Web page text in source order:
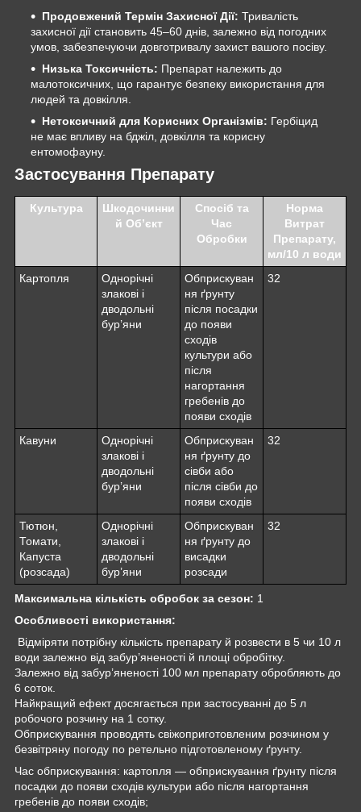
Продовжений Термін Захисної Дії: Тривалість
захисної дії становить 45–60 днів, залежно від погодних
умов, забезпечуючи довготривалу захист вашого посіву.
Низька Токсичність: Препарат належить до
малотоксичних, що гарантує безпеку використання для
людей та довкілля.
Нетоксичний для Корисних Організмів: Гербіцид
не має впливу на бджіл, довкілля та корисну
ентомофауну.
Застосування Препарату
Культура
Шкодочинни
й Об’єкт
Спосіб та
Час
Обробки
Норма
Витрат
Препарату,
мл/10 л води
Картопля
Однорічні
злакові і
дводольні
бур’яни
Обприскуван
ня ґрунту
після посадки
до появи
сходів
культури або
після
нагортання
гребенів до
появи сходів
32
Кавуни
Однорічні
злакові і
дводольні
бур’яни
Обприскуван
ня ґрунту до
сівби або
після сівби до
появи сходів
32
Тютюн,
Томати,
Капуста
(розсада)
Однорічні
злакові і
дводольні
бур’яни
Обприскуван
ня ґрунту до
висадки
розсади
32
Максимальна кількість обробок за сезон: 1
Особливості використання:
Відміряти потрібну кількість препарату й розвести в 5 чи 10 л
води залежно від забур’яненості й площі обробітку.
Залежно від забур’яненості 100 мл препарату обробляють до
6 соток.
Найкращий ефект досягається при застосуванні до 5 л
робочого розчину на 1 сотку.
Обприскування проводять свіжоприготовленим розчином у
безвітряну погоду по ретельно підготовленому ґрунту.
Час обприскування: картопля — обприскування ґрунту після
посадки до появи сходів культури або після нагортання
гребенів до появи сходів;